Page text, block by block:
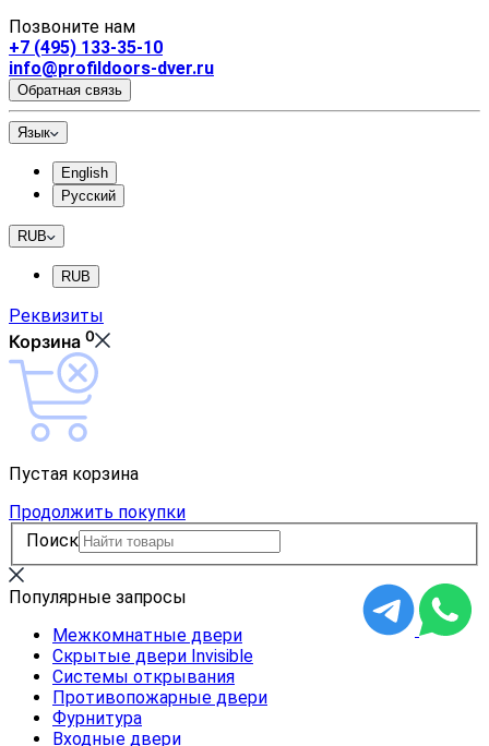
Позвоните нам
+7 (495) 133-35-10
info@profildoors-dver.ru
Обратная связь
Язык
English
Русский
RUB
RUB
Реквизиты
Корзина 0
Пустая корзина
Продолжить покупки
Поиск
Популярные запросы
Межкомнатные двери
Скрытые двери Invisible
Системы открывания
Противопожарные двери
Фурнитура
Входные двери